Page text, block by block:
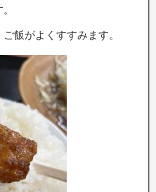
飯がよくすすみます。